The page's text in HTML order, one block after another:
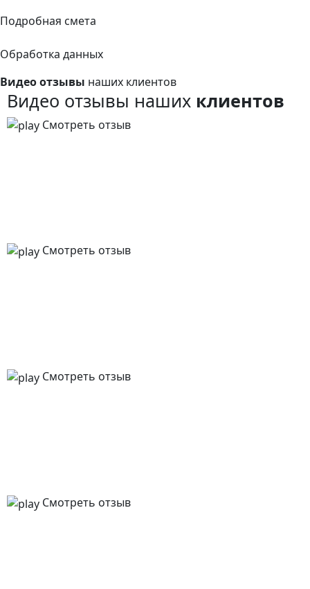
Подробная смета
Обработка данных
Видео отзывы наших клиентов
Видео отзывы наших клиентов
Смотреть отзыв
Смотреть отзыв
Смотреть отзыв
Смотреть отзыв